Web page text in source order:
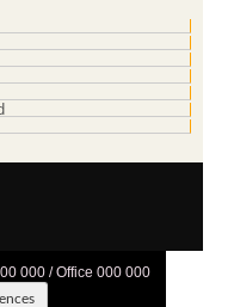
000 / Office 000 000